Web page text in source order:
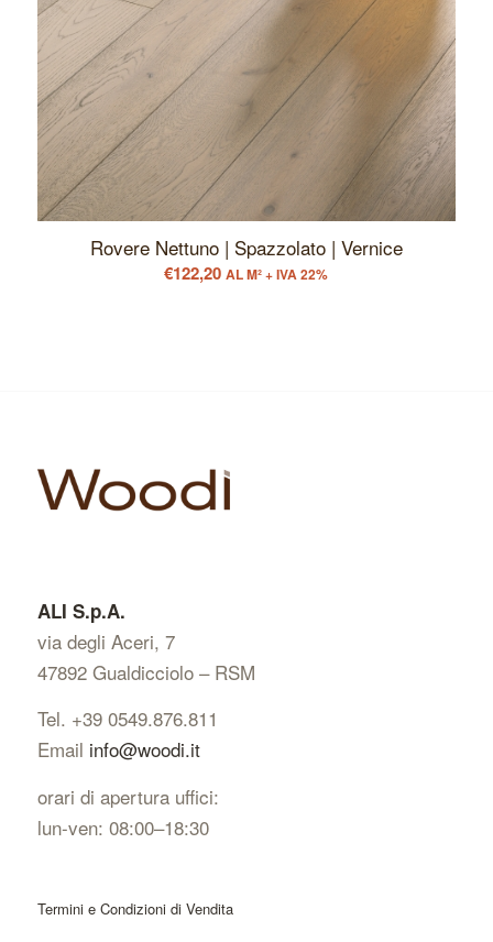
Rovere Nettuno | Spazzolato | Vernice
€122,20 AL M² + IVA 22%
ALI S.p.A.
via degli Aceri, 7
47892 Gualdicciolo – RSM
Tel. +39 0549.876.811
Email info@woodi.it
orari di apertura uffici:
lun-ven: 08:00–18:30
Termini e Condizioni di Vendita